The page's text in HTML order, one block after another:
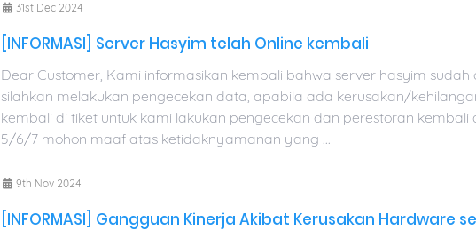
31st Dec 2024
[INFORMASI] Server Hasyim telah Online kembali
Dear Customer, Kami informasikan kembali bahwa server hasyim
silahkan melakukan pengecekan data, apabila ada kerusakan/
kembali di tiket untuk kami lakukan pengecekan dan perestoran
5/6/7 mohon maaf atas ketidaknyamanan yang ...
9th Nov 2024
[INFORMASI] Gangguan Kinerja Akibat Kerusakan Hardware